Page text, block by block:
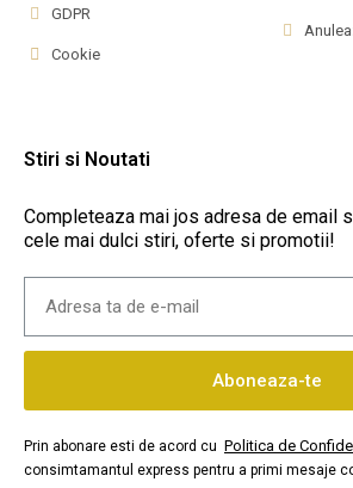
GDPR
Cookie
Stiri si Noutati
Completeaza mai jos adresa de email
cele mai dulci stiri, oferte si promotii!
Aboneaza-te
Prin abonare esti de acord cu Politica de
consimtamantul express pentru a primi mesaje